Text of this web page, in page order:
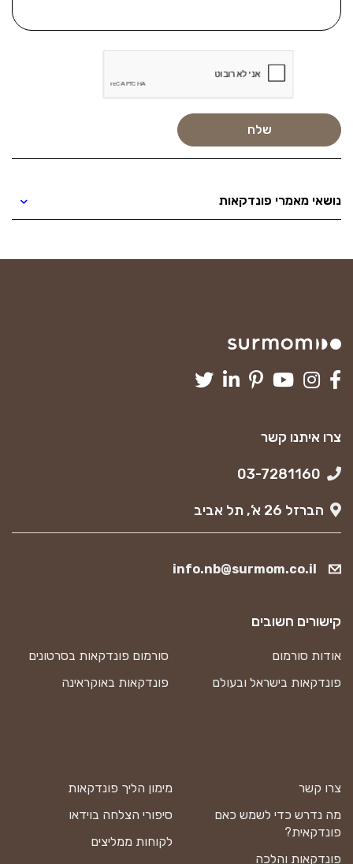
נושאי מאמרי פונדקאות
צרו איתנו קשר
הברזל 26 א’, תל אביב
info.nb@surmom.co.il
צרו קשר
מה נדרש כדי לשמש כאם
פונדקאית?
פונדקאות והלכה
מימון הליך פונדקאות
סיפורי הצלחה בוידאו
לקוחות ממליצים
קישורים חשובים
אודות סורמום
סורמום פונדקאות בסרטונים
פונדקאות בישראל ובעולם
פונדקאות באוקראינה